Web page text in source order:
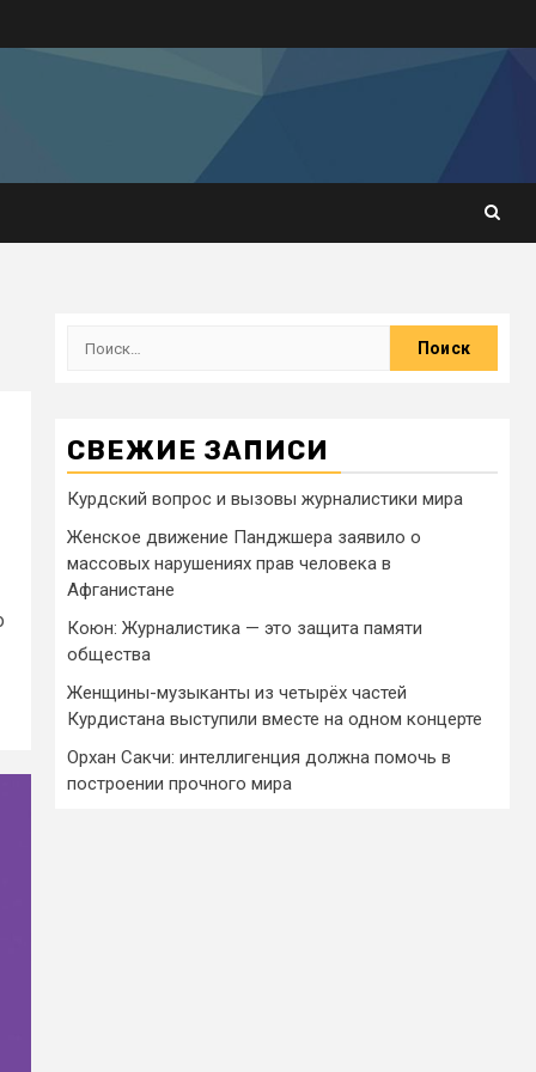
СВЕЖИЕ ЗАПИСИ
Курдский вопрос и вызовы журналистики мира
Женское движение Панджшера заявило о
массовых нарушениях прав человека в
Афганистане
Коюн: Журналистика — это защита памяти
общества
Женщины-музыканты из четырёх частей
Курдистана выступили вместе на одном концерте
Орхан Сакчи: интеллигенция должна помочь в
построении прочного мира